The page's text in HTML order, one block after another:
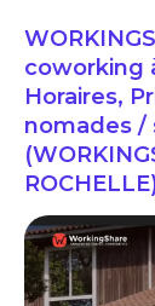
coworking
Horaires,
nomades /